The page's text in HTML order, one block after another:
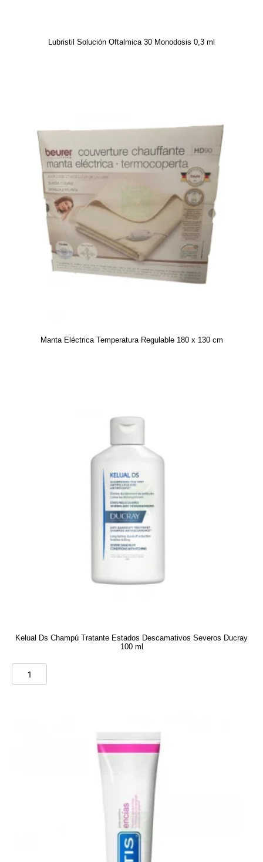
Lubristil Solución Oftalmica 30 Monodosis 0,3 ml
Manta Eléctrica Temperatura Regulable 180 x 130 cm
Kelual Ds Champú Tratante Estados Descamativos Severos Ducray
100 ml